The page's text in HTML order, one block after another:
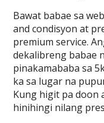
Bawat babae sa
and condisyon at
premium service.
dekalibreng babae
pinakamababa sa
ka sa lugar na
Kung higit pa doon
hinihingi nilang